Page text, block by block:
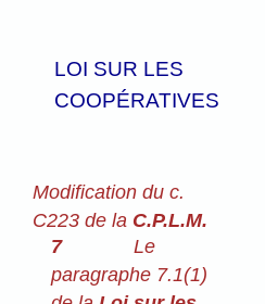
LOI SUR LES
COOPÉRATIVES
Modification du c.
C223 de la C.P.L.M.
7
Le
paragraphe 7.1(1)